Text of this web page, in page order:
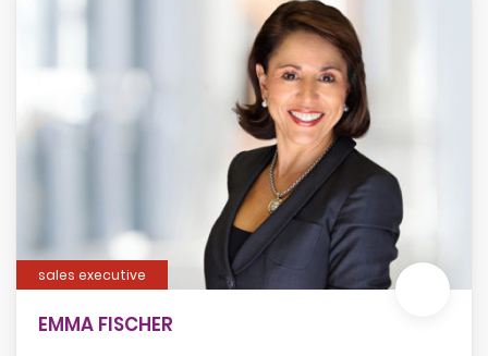
sales executive
EMMA FISCHER